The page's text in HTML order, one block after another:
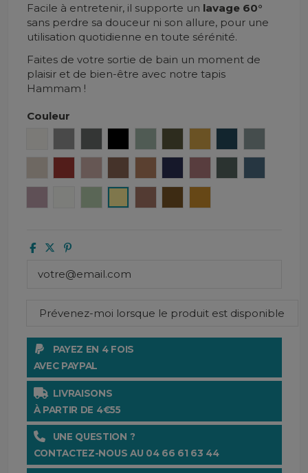
Facile à entretenir, il supporte un lavage 60°
sans perdre sa douceur ni son allure, pour une
utilisation quotidienne en toute sérénité.
Faites de votre sortie de bain un moment de
plaisir et de bien-être avec notre tapis
Hammam !
Couleur
PAYEZ EN 4 FOIS
AVEC PAYPAL
LIVRAISONS
À PARTIR DE 4€55
UNE QUESTION ?
CONTACTEZ-NOUS AU 04 66 61 63 44